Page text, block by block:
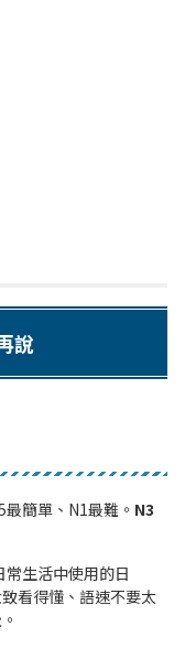
說
簡單、N1最難。 N3
生活中使用的日
看得懂、語速不要太